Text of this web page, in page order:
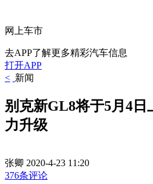
网上车市
去APP了解更多精彩汽车信息
打开APP
< 新闻
别克新GL8将于5月4日
力升级
张卿 2020-4-23 11:20
376条评论